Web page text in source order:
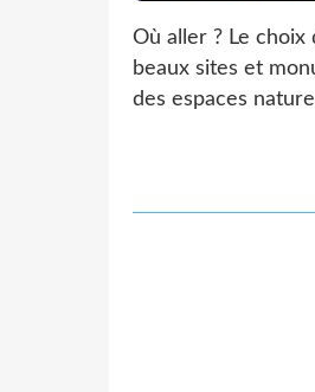
Où aller ? Le
beaux sites et
des espaces